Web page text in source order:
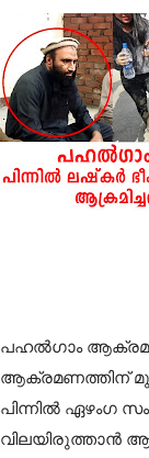
പഹല്‍ഗാം
ആക്രമണത്തിന്
പിന്നില്‍ ഏഴംഗ
വിലയിരുത്താന്‍